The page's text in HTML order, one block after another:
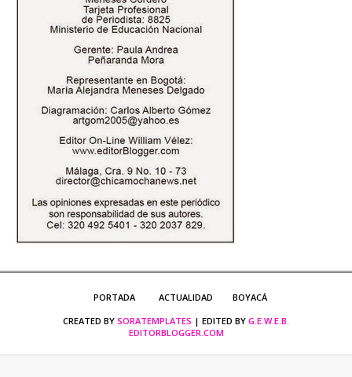
PORTADA ACTUALIDAD
BOYACÁ
CREATED BY SORATEMPLATES | EDITED BY G.E.W.E.B.
EDITORBLOGGER.COM